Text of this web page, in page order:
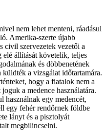
nem lehet menteni, ráadásul
Amerika-szerte újabb
civil szervezetek vezetői a
elé állítását követelik, teljes
és döbbenetének
küldték a vizsgálat időtartamára.
hogy a fiatalok nem a
a medence használatára.
használnak egy medencét,
egy fehér rendőrnek földbe
lányt és a pisztolyát
megbilincselni.